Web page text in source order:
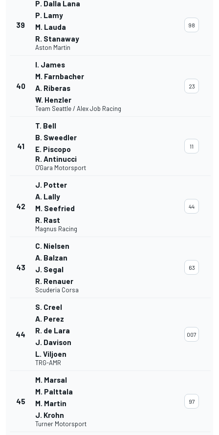
39
P. Dalla Lana
P. Lamy
M. Lauda
R. Stanaway
Aston Martin
98
40
I. James
M. Farnbacher
A. Riberas
W. Henzler
Team Seattle / Alex Job Racing
23
41
T. Bell
B. Sweedler
E. Piscopo
R. Antinucci
O'Gara Motorsport
11
42
J. Potter
A. Lally
M. Seefried
R. Rast
Magnus Racing
44
43
C. Nielsen
A. Balzan
J. Segal
R. Renauer
Scuderia Corsa
63
44
S. Creel
A. Perez
R. de Lara
J. Davison
L. Viljoen
TRG-AMR
007
45
M. Marsal
M. Palttala
M. Martin
J. Krohn
Turner Motorsport
97